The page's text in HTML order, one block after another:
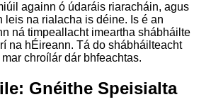
againn ó údaráis riaracháin, agus
leis na rialacha is déine. Is é an
ná timpeallacht imeartha shábháilte
na hÉireann. Tá do shábháilteacht
chroílár dár bhfeachtas.
Gnéithe Speisialta